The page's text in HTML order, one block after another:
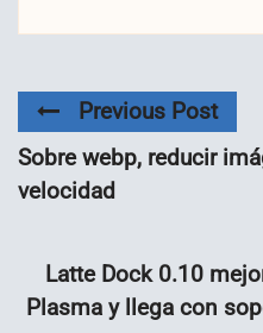
Previous Post
Sobre webp, reducir
velocidad
Latte Dock 0.10
Plasma y llega con